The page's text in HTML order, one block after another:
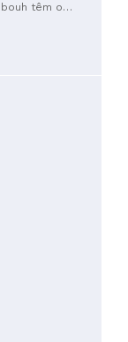
têm o
e caseira
e